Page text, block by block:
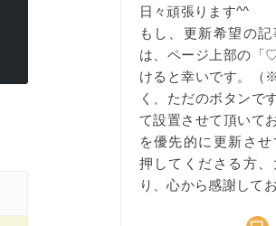
日々頑張ります^^
もし、更新希望の
は、ページ上部の「
けると幸いです。（
く、ただのボタンで
て設置させて頂いて
を優先的に更新させ
押してくださる方
り、心から感謝して